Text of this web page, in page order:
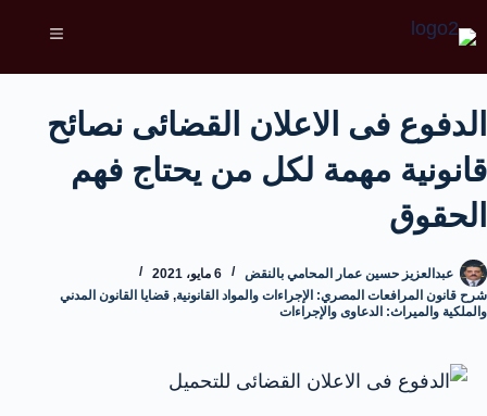
الدفوع فى الاعلان القضائى نصائح
قانونية مهمة لكل من يحتاج فهم
الحقوق
عبدالعزيز حسين عمار المحامي بالنقض
6 مايو، 2021
شرح قانون المرافعات المصري: الإجراءات والمواد القانونية, قضايا القانون المدني
والملكية والميراث: الدعاوى والإجراءات